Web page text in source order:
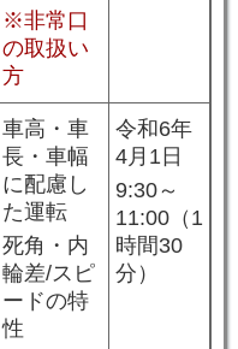
※非常口
の取扱い
方
車高・車
長・車幅
に配慮し
た運転
死角・内
輪差/スピ
ードの特
性
令和6年
4月1日
9:30～
11:00（1
時間30
分）